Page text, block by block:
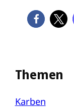
Themen
Karben